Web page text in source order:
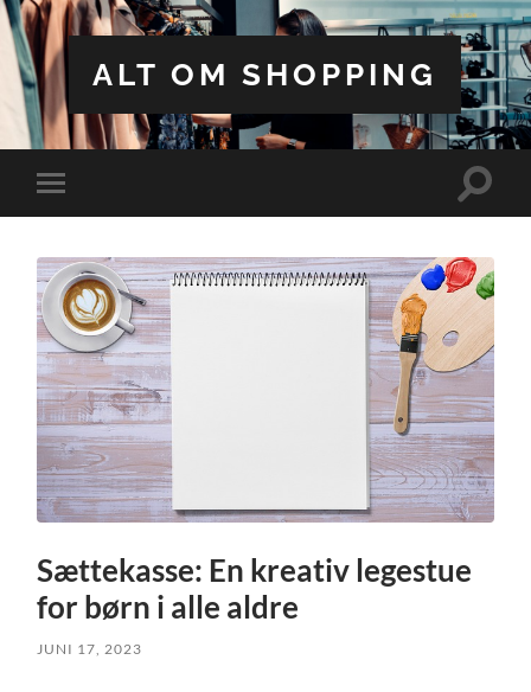
ALT OM SHOPPING
Toggle
mobile
Toggle
Sættekasse: En kreativ legestue
for børn i alle aldre
JUNI 17, 2023